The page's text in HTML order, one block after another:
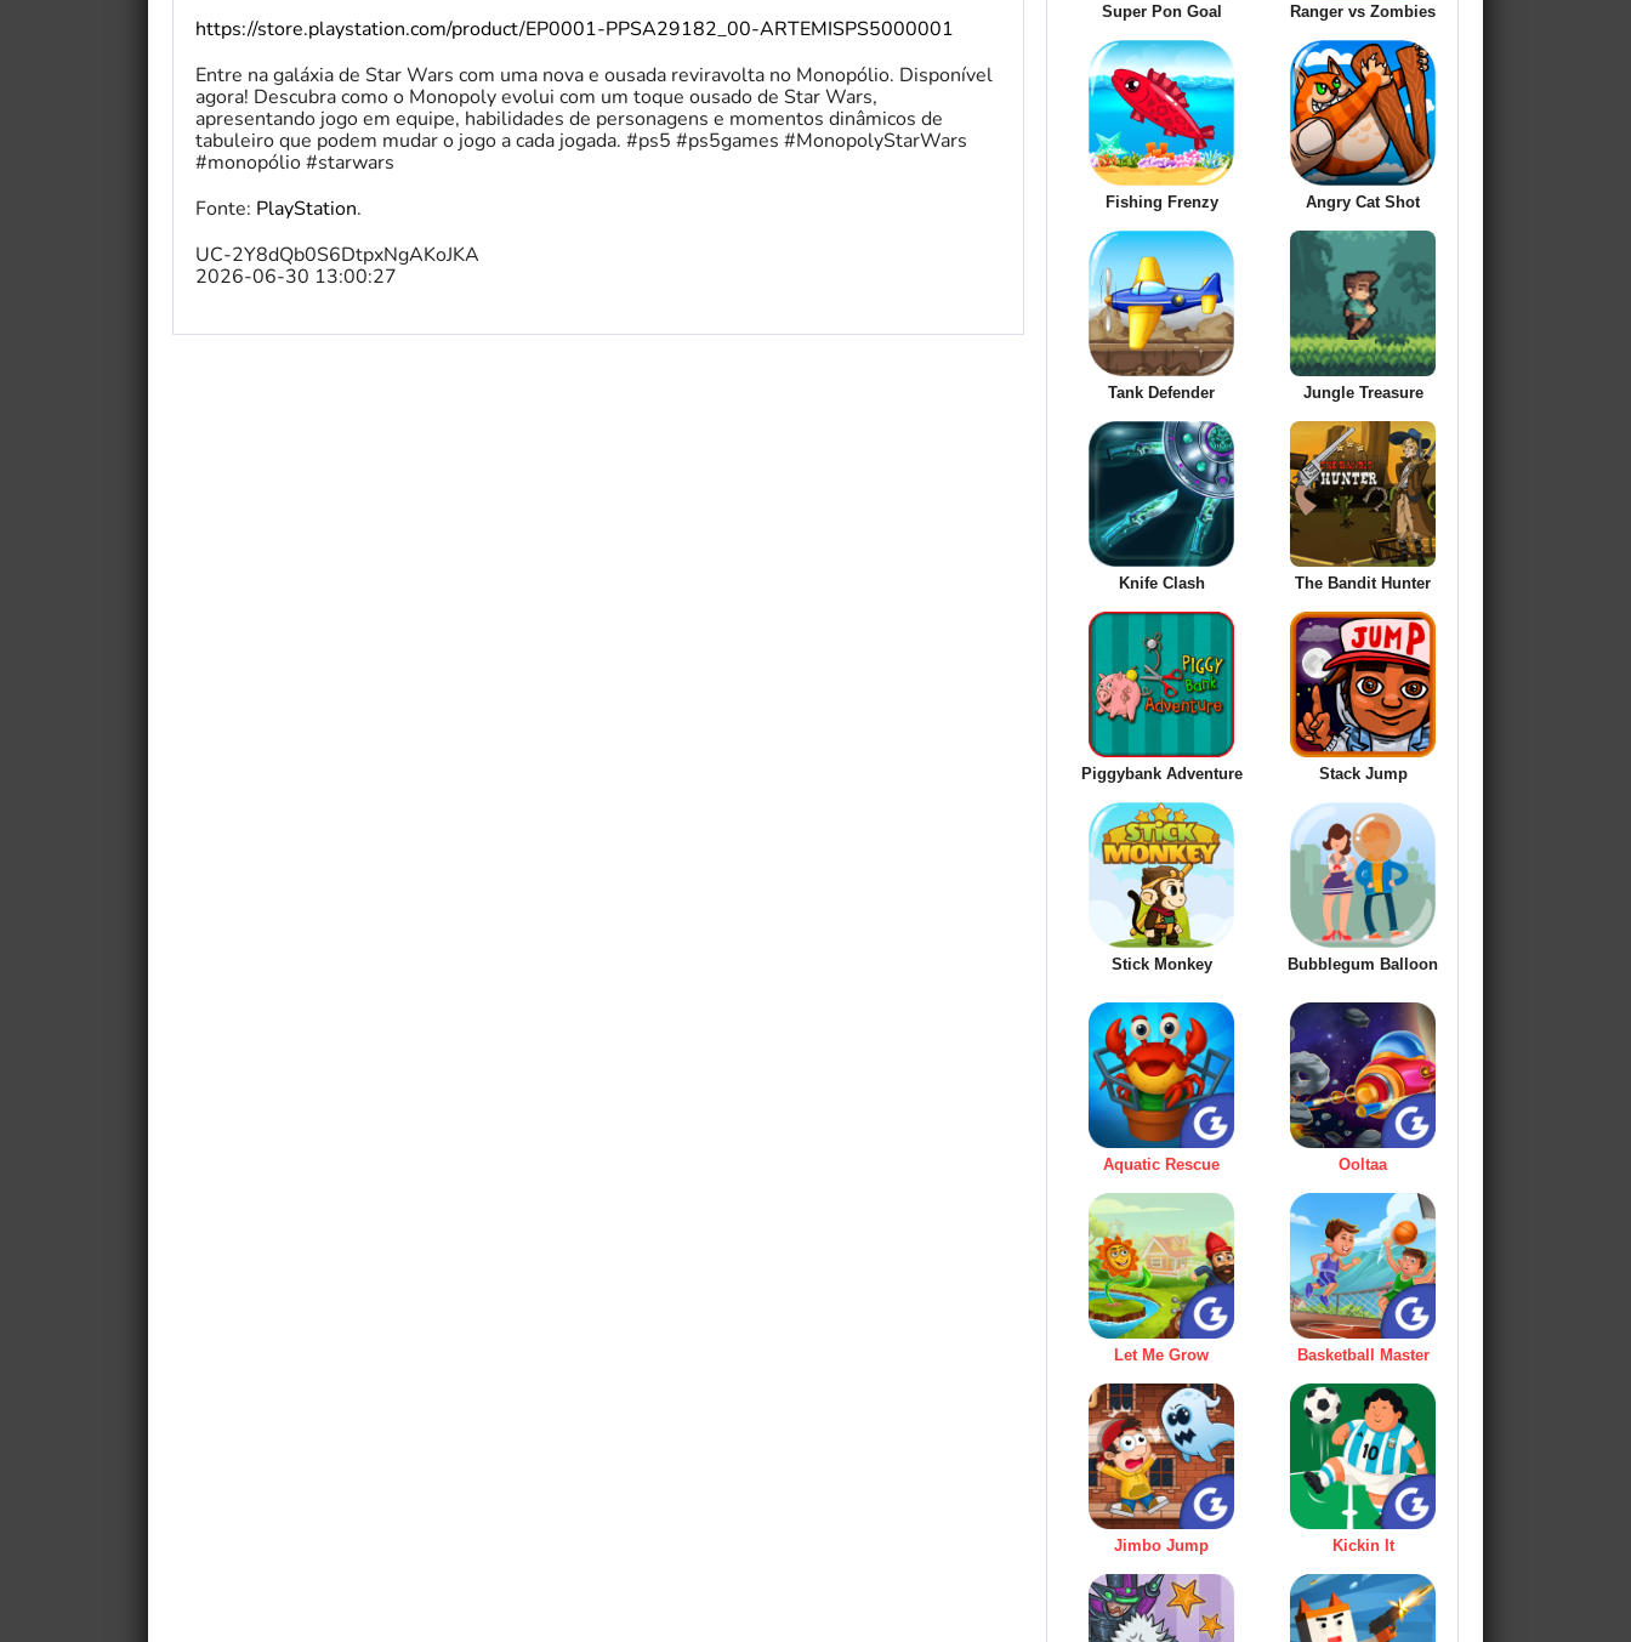
https://store.playstation.com/product/EP0001-PPSA29182_00-ARTEMISPS5000001
Entre na galáxia de Star Wars com uma nova e ousada reviravolta no Monopólio. Disponível
agora! Descubra como o Monopoly evolui com um toque ousado de Star Wars,
apresentando jogo em equipe, habilidades de personagens e momentos dinâmicos de
tabuleiro que podem mudar o jogo a cada jogada. #ps5 #ps5games #MonopolyStarWars
#monopólio #starwars
Fonte: PlayStation.
UC-2Y8dQb0S6DtpxNgAKoJKA
2026-06-30 13:00:27
Super Pon Goal Ranger vs Zombies
Fishing Frenzy Angry Cat Shot
Tank Defender Jungle Treasure
Knife Clash The Bandit Hunter
Piggybank Adventure Stack Jump
Stick Monkey Bubblegum Balloon
Aquatic Rescue Ooltaa
Let Me Grow Basketball Master
Jimbo Jump Kickin It